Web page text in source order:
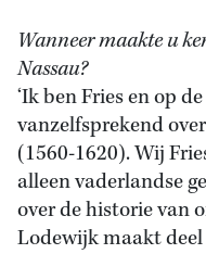
Wanneer maakte u
Nassau?
‘Ik ben Fries en op
vanzelfsprekend
(1560-1620). Wij
alleen vaderlandse
over de historie van
Lodewijk maakt deel